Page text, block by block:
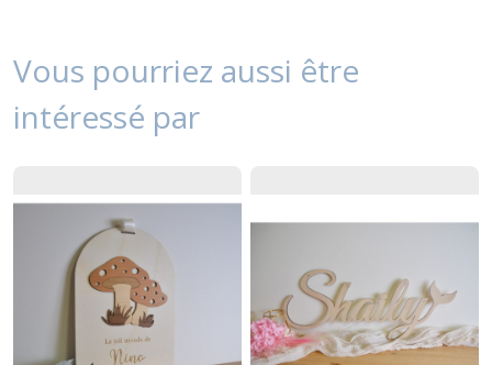
Vous pourriez aussi être
intéressé par